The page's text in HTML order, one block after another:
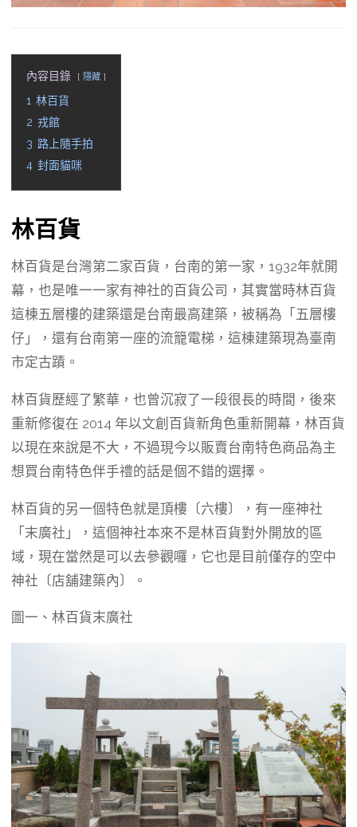
內容目錄 隱藏
1 林百貨
2 戎館
3 路上隨手拍
4 封面貓咪
林百貨
林百貨是台灣第二家百貨，台南的第一家，1932年就開
幕，也是唯一一家有神社的百貨公司，其實當時林百貨
這棟五層樓的建築還是台南最高建築，被稱為「五層樓
仔」，還有台南第一座的流籠電梯，這棟建築現為臺南
市定古蹟。
林百貨歷經了繁華，也曾沉寂了一段很長的時間，後來
重新修復在 2014 年以文創百貨新角色重新開幕，林百貨
以現在來說是不大，不過現今以販賣台南特色商品為主
想買台南特色伴手禮的話是個不錯的選擇。
林百貨的另一個特色就是頂樓〔六樓〕，有一座神社
「末廣社」，這個神社本來不是林百貨對外開放的區
域，現在當然是可以去參觀囉，它也是目前僅存的空中
神社〔店舖建築內〕。
圖一、林百貨末廣社